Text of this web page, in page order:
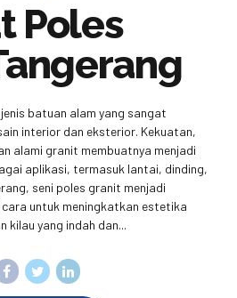
Poles
batuan alam yang sangat
interior dan eksterior. Kekuatan,
alami granit membuatnya menjadi
aplikasi, termasuk lantai, dinding,
seni poles granit menjadi
untuk meningkatkan estetika
kilau yang indah dan...